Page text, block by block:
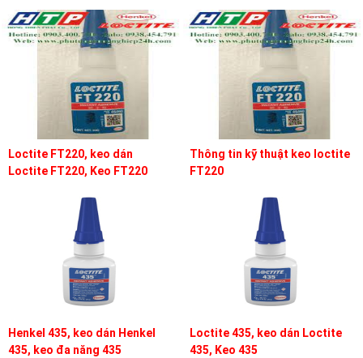
Loctite FT220, keo dán
Loctite FT220, Keo FT220
Thông tin kỹ thuật keo loctite
FT220
Henkel 435, keo dán Henkel
435, keo đa năng 435
Loctite 435, keo dán Loctite
435, Keo 435